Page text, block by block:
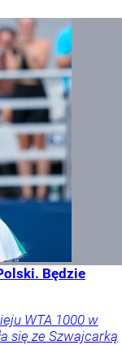
Będzie
WTA 1000 w
się ze Szwajcarką